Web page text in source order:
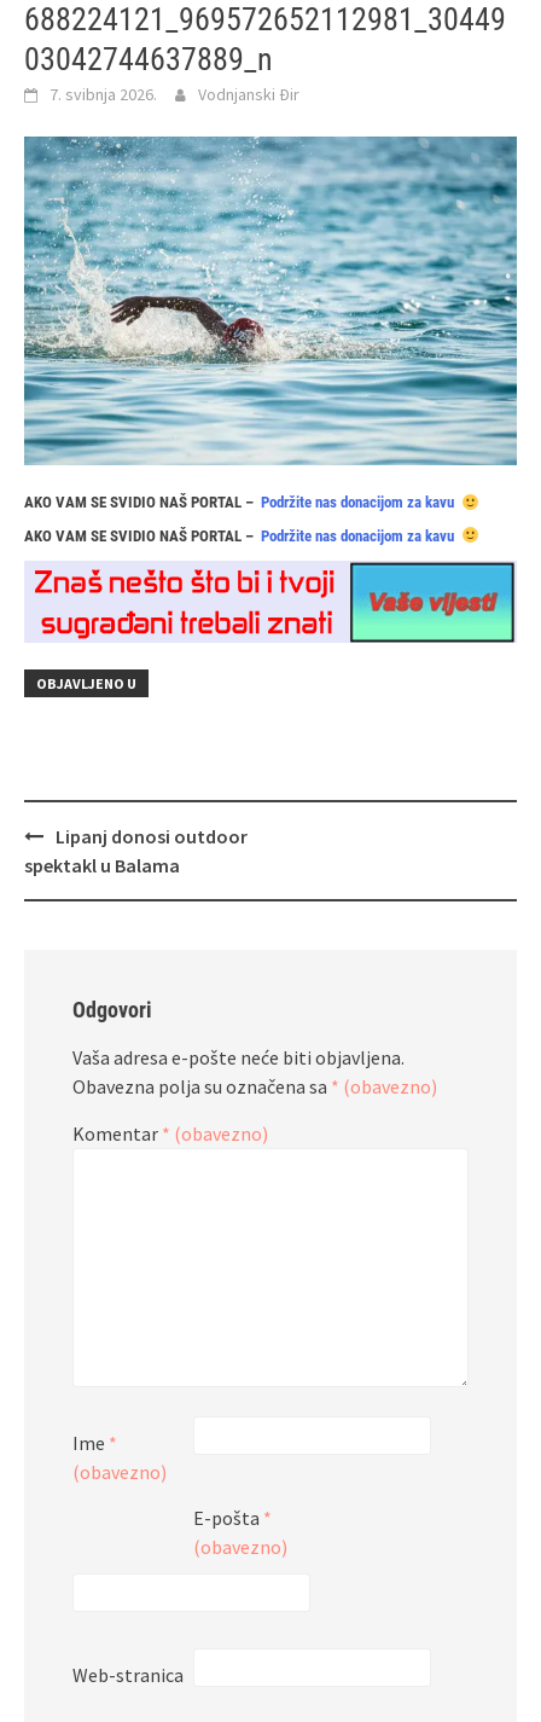
688224121_969572652112981_30449
03042744637889_n
7. svibnja 2026. Vodnjanski Đir
AKO VAM SE SVIDIO NAŠ PORTAL – Podržite nas donacijom za kavu
AKO VAM SE SVIDIO NAŠ PORTAL – Podržite nas donacijom za kavu
OBJAVLJENO U
Navigacija
objava
Lipanj donosi outdoor
spektakl u Balama
Odgovori
Vaša adresa e-pošte neće biti objavljena.
Obavezna polja su označena sa * (obavezno)
Komentar * (obavezno)
Ime *
(obavezno)
E-pošta *
(obavezno)
Web-stranica